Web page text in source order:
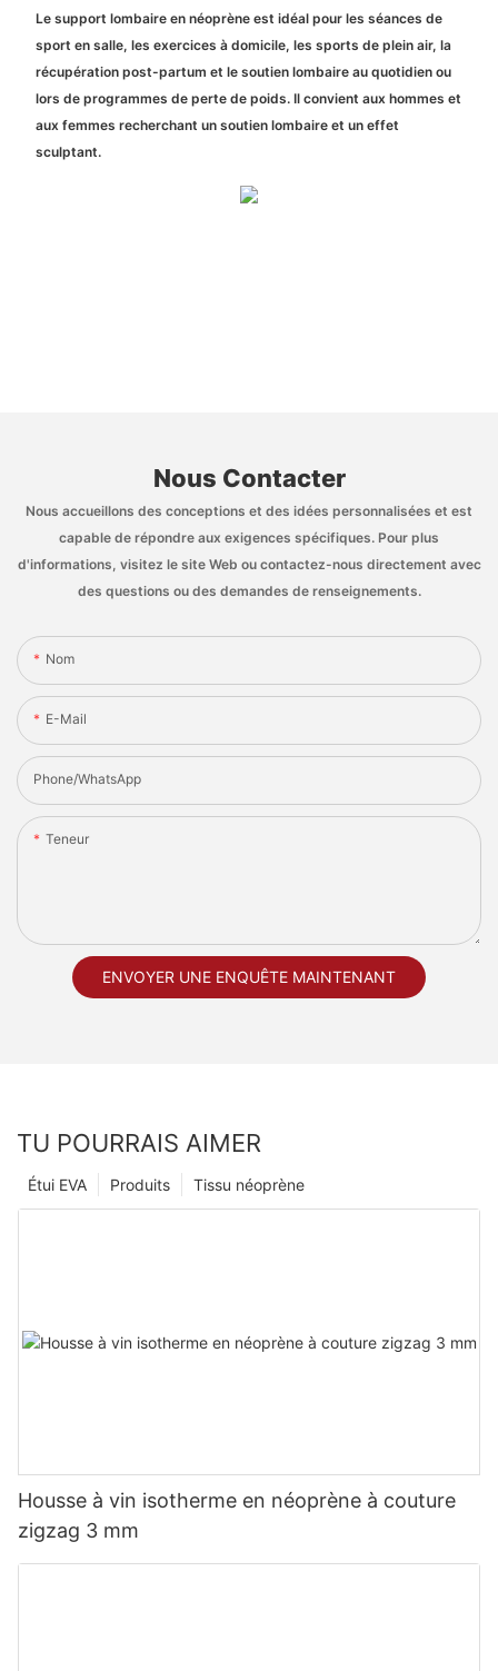
Le support lombaire en néoprène est idéal pour les séances de
sport en salle, les exercices à domicile, les sports de plein air, la
récupération post-partum et le soutien lombaire au quotidien ou
lors de programmes de perte de poids. Il convient aux hommes et
aux femmes recherchant un soutien lombaire et un effet
sculptant.
Nous Contacter
Nous accueillons des conceptions et des idées personnalisées et est
capable de répondre aux exigences spécifiques. Pour plus
d'informations, visitez le site Web ou contactez-nous directement avec
des questions ou des demandes de renseignements.
Nom
E-Mail
Phone/whatsApp
Teneur
ENVOYER UNE ENQUÊTE MAINTENANT
TU POURRAIS AIMER
Tissu néoprène
Produits
Étui EVA
Housse à vin isotherme en néoprène à couture
zigzag 3 mm